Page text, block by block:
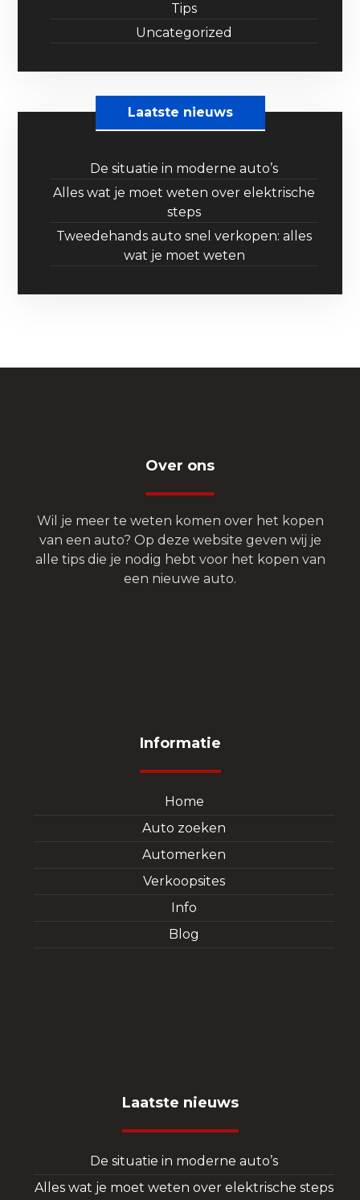
Tips
Uncategorized
Laatste nieuws
De situatie in moderne auto’s
Alles wat je moet weten over elektrische
steps
Tweedehands auto snel verkopen: alles
wat je moet weten
Over ons
Wil je meer te weten komen over het kopen
van een auto? Op deze website geven wij je
alle tips die je nodig hebt voor het kopen van
een nieuwe auto.
Informatie
Home
Auto zoeken
Automerken
Verkoopsites
Info
Blog
Laatste nieuws
De situatie in moderne auto’s
Alles wat je moet weten over elektrische steps